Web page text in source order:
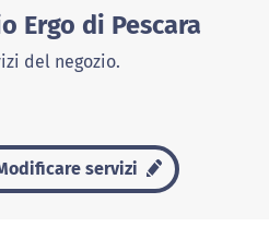
Ergo di Pescara
del negozio.
servizi